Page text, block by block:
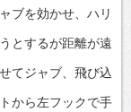
ブを効かせ、ハリ
とするが距離が遠
てジャブ、飛び込
から左フックで手